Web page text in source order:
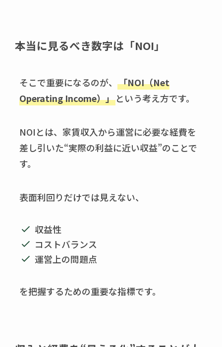
本当に見るべき数字は「NOI」
そこで重要になるのが、 「NOI（Net
Operating Income）」という考え方です。
NOIとは、家賃収入から運営に必要な経費を
差し引いた“実際の利益に近い収益”のことで
す。
表面利回りだけでは見えない、
収益性
コストバランス
運営上の問題点
を把握するための重要な指標です。